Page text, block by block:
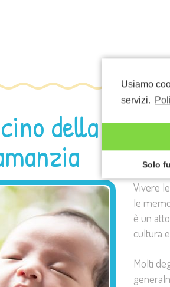
Usiamo
servizi.
Solo
della
Vivere
le
è un
cultura
Molti